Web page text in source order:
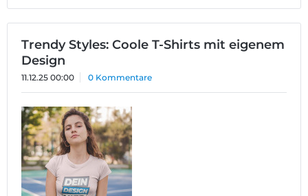
Trendy Styles: Coole T-Shirts mit eigenem
Design
11.12.25 00:00 0 Kommentare